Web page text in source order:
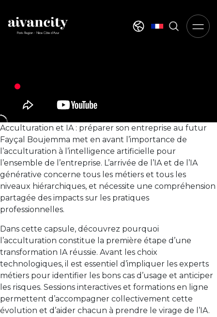
Select your
Acculturation et IA : préparer son entreprise au futur
Fayçal Boujemma met en avant l’importance de
l’acculturation à l’intelligence artificielle pour
l’ensemble de l’entreprise. L’arrivée de l’IA et de l’IA
générative concerne tous les métiers et tous les
niveaux hiérarchiques, et nécessite une compréhension
partagée des impacts sur les pratiques
professionnelles.
Dans cette capsule, découvrez pourquoi
l’acculturation constitue la première étape d’une
transformation IA réussie. Avant les choix
technologiques, il est essentiel d’impliquer les experts
métiers pour identifier les bons cas d’usage et anticiper
les risques. Sessions interactives et formations en ligne
permettent d’accompagner collectivement cette
évolution et d’aider chacun à prendre le virage de l’IA.